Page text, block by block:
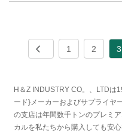
1 2 3
H＆Z INDUSTRY CO。、LTDは
ード}メーカーおよびサプライヤ
の支店は年間数千トンのプレミ
カルを私たちから購入しても安